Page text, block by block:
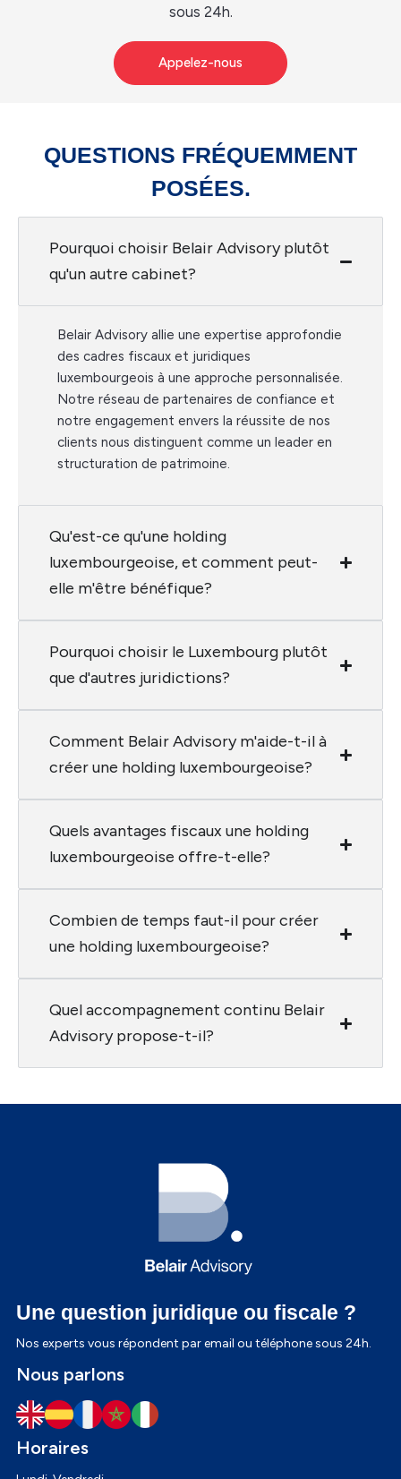
sous 24h.
Appelez-nous
QUESTIONS FRÉQUEMMENT
POSÉES.
Pourquoi choisir Belair Advisory plutôt
qu'un autre cabinet?
Belair Advisory allie une expertise approfondie
des cadres fiscaux et juridiques
luxembourgeois à une approche personnalisée.
Notre réseau de partenaires de confiance et
notre engagement envers la réussite de nos
clients nous distinguent comme un leader en
structuration de patrimoine.
Qu'est-ce qu'une holding
luxembourgeoise, et comment peut-
elle m'être bénéfique?
Pourquoi choisir le Luxembourg plutôt
que d'autres juridictions?
Comment Belair Advisory m'aide-t-il à
créer une holding luxembourgeoise?
Quels avantages fiscaux une holding
luxembourgeoise offre-t-elle?
Combien de temps faut-il pour créer
une holding luxembourgeoise?
Quel accompagnement continu Belair
Advisory propose-t-il?
Une question juridique ou fiscale ?
Nos experts vous répondent par email ou téléphone sous 24h.
Nous parlons
Horaires
Produits
Comptes bancaires